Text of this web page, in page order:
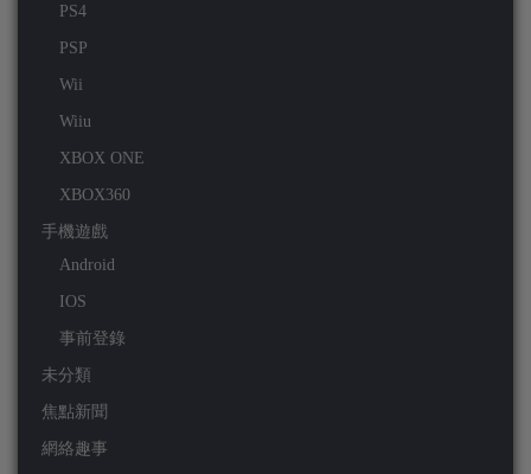
PS4
PSP
Wii
Wiiu
XBOX ONE
XBOX360
手機遊戲
Android
IOS
事前登錄
未分類
焦點新聞
網絡趣事